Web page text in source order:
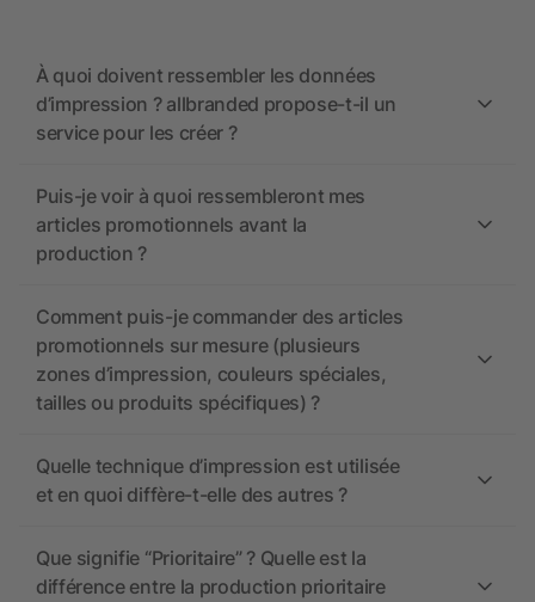
À quoi doivent ressembler les données
d’impression ? allbranded propose-t-il un
service pour les créer ?
Puis-je voir à quoi ressembleront mes
articles promotionnels avant la
production ?
Comment puis-je commander des articles
promotionnels sur mesure (plusieurs
zones d’impression, couleurs spéciales,
tailles ou produits spécifiques) ?
Quelle technique d’impression est utilisée
et en quoi diffère-t-elle des autres ?
Que signifie “Prioritaire” ? Quelle est la
différence entre la production prioritaire